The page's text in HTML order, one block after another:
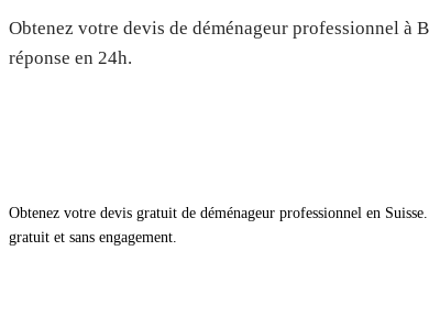
Obtenez votre devis de déménageur professionnel à
réponse en 24h.
Obtenez votre devis gratuit de déménageur professionnel en
gratuit et sans engagement.